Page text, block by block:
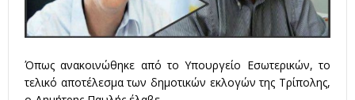
Όπως ανακοινώθηκε από το Υπουργείο Εσωτερικών, το
τελικό αποτέλεσμα των δημοτικών εκλογών της Τρίπολης,